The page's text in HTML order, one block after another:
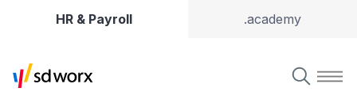
HR & Payroll .academy